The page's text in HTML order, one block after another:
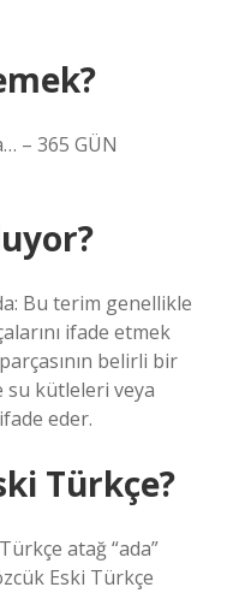
– 365 GÜN
Bu terim genellikle
ifade etmek
belirli bir
su kütleleri veya
eder.
Türkçe?
atağ “ada”
Eski Türkçe